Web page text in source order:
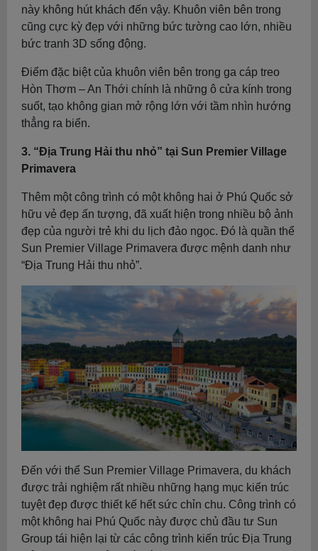
này không hút khách đến vậy. Khuôn viên bên trong
cũng cực kỳ đẹp với những bức tường cao lớn, nhiều
bức tranh 3D sống động.
Điểm đặc biệt của khuôn viên bên trong ga cáp treo
Hòn Thơm – An Thới chính là những ô cửa kính trong
suốt, tạo không gian mở rộng lớn với tầm nhìn hướng
thẳng ra biển.
3. “Địa Trung Hải thu nhỏ” tại Sun Premier Village
Primavera
Thêm một công trình có một không hai ở Phú Quốc sở
hữu vẻ đẹp ấn tượng, đã xuất hiện trong nhiều bộ ảnh
đẹp của người trẻ khi du lịch đảo ngọc. Đó là quần thể
Sun Premier Village Primavera được mệnh danh như
“Địa Trung Hải thu nhỏ”.
Đến với thể Sun Premier Village Primavera, du khách
được trải nghiệm rất nhiều những hạng mục kiến trúc
tuyệt đẹp được thiết kế hết sức chỉn chu. Công trình có
một không hai Phú Quốc này được chủ đầu tư Sun
Group tái hiện lại từ các công trình kiến trúc Địa Trung